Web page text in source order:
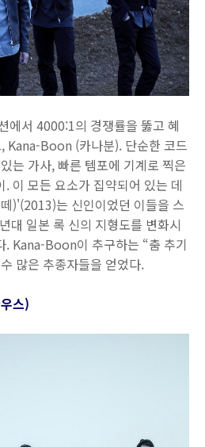
에서 4000:1의 경쟁률을 뚫고 혜
Kana-Boon (카나분). 단순한 코드
는 가사, 빠른 템포에 기계로 찍은
이 모든 요소가 집약되어 있는 데
)'(2013)는 신인이었던 이들을 스
대 일본 록 신의 지형도를 변화시
. Kana-Boon이 추구하는 “춤 추기
많은 추종자들을 얻었다.
스)